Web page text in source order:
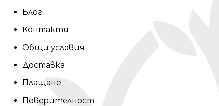
Блог
Контакти
Общи условия
Доставка
Плащане
Поверителност